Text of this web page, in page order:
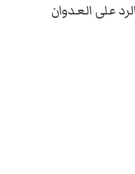
على العدوان